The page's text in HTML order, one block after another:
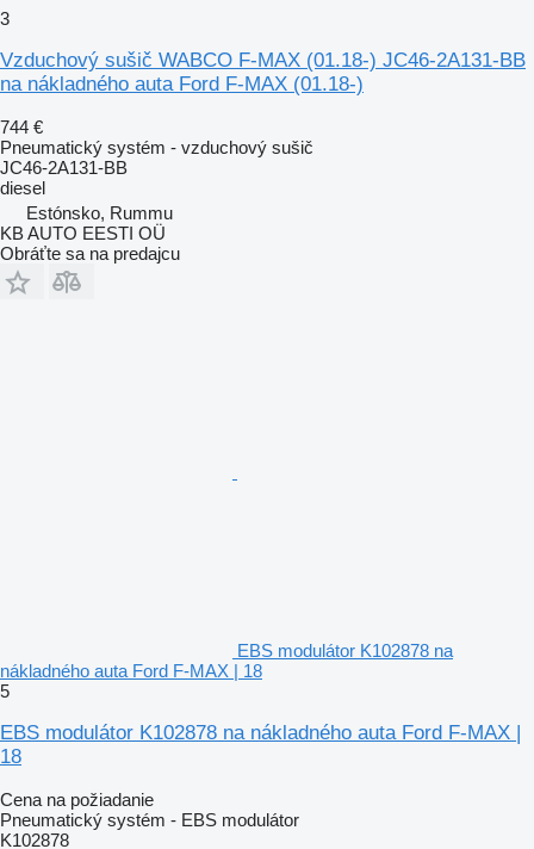
3
Vzduchový sušič WABCO F-MAX (01.18-) JC46-2A131-BB
na nákladného auta Ford F-MAX (01.18-)
744 €
Pneumatický systém - vzduchový sušič
JC46-2A131-BB
diesel
Estónsko, Rummu
KB AUTO EESTI OÜ
Obráťte sa na predajcu
EBS modulátor K102878 na
nákladného auta Ford F-MAX | 18
5
EBS modulátor K102878 na nákladného auta Ford F-MAX |
18
Cena na požiadanie
Pneumatický systém - EBS modulátor
K102878